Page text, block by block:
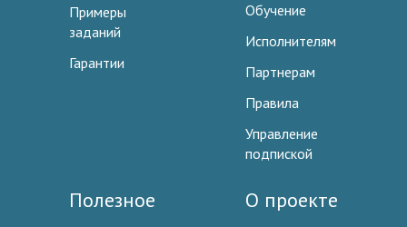
Примеры
заданий
Гарантии
Обучение
Исполнителям
Партнерам
Правила
Управление
подпиской
Полезное О проекте